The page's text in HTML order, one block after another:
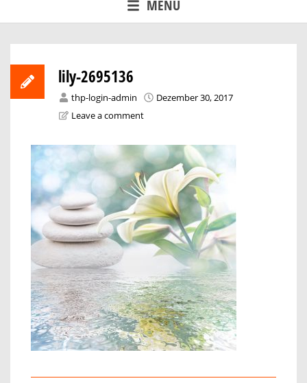
MENU
lily-2695136
thp-login-admin
Dezember 30, 2017
Leave a comment